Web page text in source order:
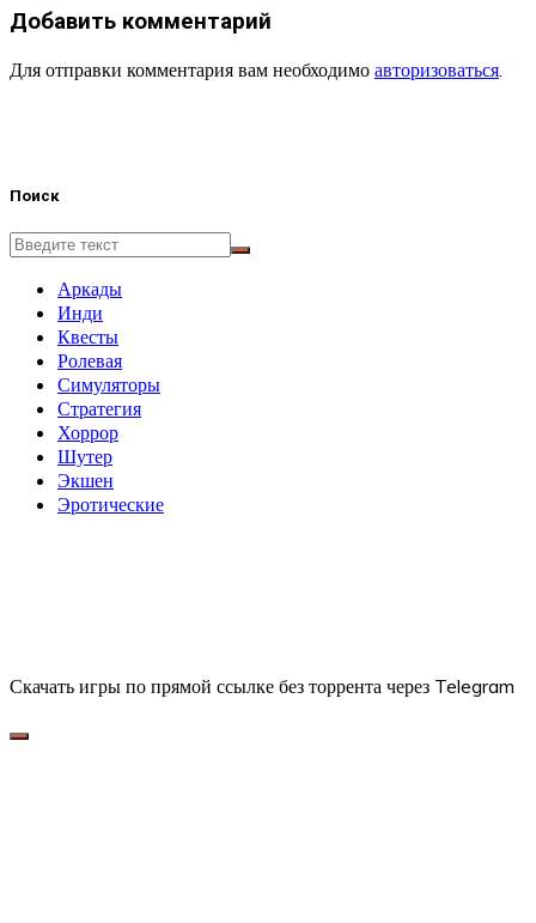
Добавить комментарий
Для отправки комментария вам необходимо авторизоваться
Поиск
Аркады
Инди
Квесты
Ролевая
Симуляторы
Стратегия
Хоррор
Шутер
Экшен
Эротические
Скачать игры по прямой ссылке без торрента через Telegram